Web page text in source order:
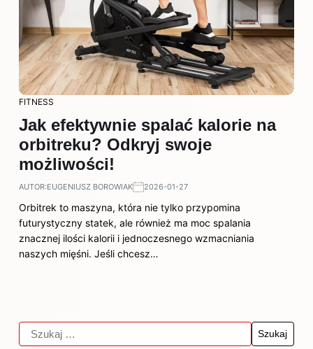
FITNESS
Jak efektywnie spalać kalorie na
orbitreku? Odkryj swoje
możliwości!
AUTOR:EUGENIUSZ BOROWIAK 2026-01-27
Orbitrek to maszyna, która nie tylko przypomina
futurystyczny statek, ale również ma moc spalania
znacznej ilości kalorii i jednoczesnego wzmacniania
naszych mięśni. Jeśli chcesz…